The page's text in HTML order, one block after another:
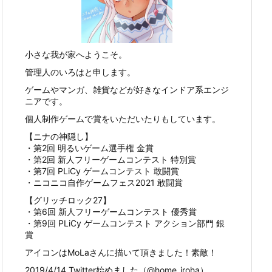
小さな我が家へようこそ。
管理人のいろはと申します。
ゲームやマンガ、雑貨などが好きなインドア系エンジ
ニアです。
個人制作ゲームで賞をいただいたりもしています。
【ニナの神隠し】
・第2回 明るいゲーム選手権 金賞
・第2回 新人フリーゲームコンテスト 特別賞
・第7回 PLiCy ゲームコンテスト 敢闘賞
・ニコニコ自作ゲームフェス2021 敢闘賞
【グリッチロック27】
・第6回 新人フリーゲームコンテスト 優秀賞
・第9回 PLiCy ゲームコンテスト アクション部門 銀
賞
アイコンはMoLaさんに描いて頂きました！素敵！
2019/4/14 Twitter始めました（@home_iroha）